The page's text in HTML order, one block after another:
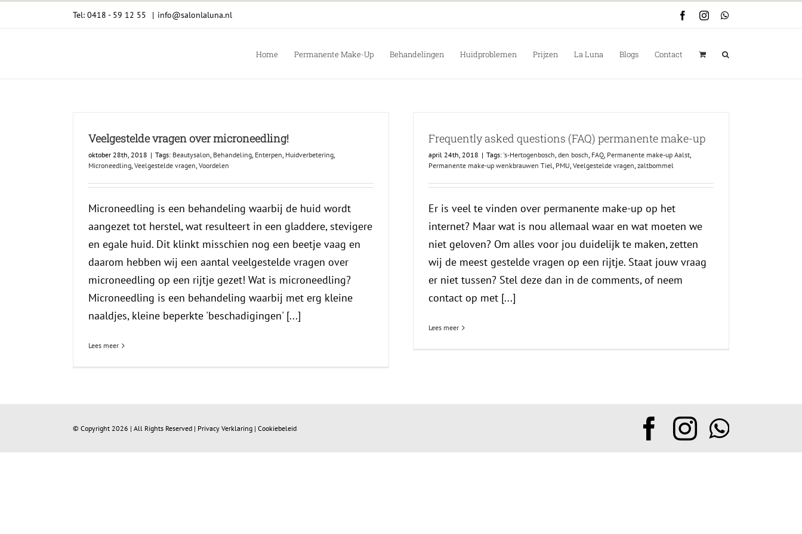
Tel: 0418 - 59 12 55 | info@salonlaluna.nl FacebookInstagramWhatsApp
Home Permanente Make-Up Behandelingen Huidproblemen Prijzen La Luna Blogs Contact
Veelgestelde vragen over microneedling!
oktober 28th, 2018 | Tags: Beautysalon, Behandeling, Enterpen, Huidverbetering,
Microneedling, Veelgestelde vragen, Voordelen
Microneedling is een behandeling waarbij de huid wordt
aangezet tot herstel, wat resulteert in een gladdere, stevigere
en egale huid. Dit klinkt misschien nog een beetje vaag en
daarom hebben wij een aantal veelgestelde vragen over
microneedling op een rijtje gezet! Wat is microneedling?
Microneedling is een behandeling waarbij met erg kleine
naaldjes, kleine beperkte 'beschadigingen' [...]
Lees meer
Frequently asked questions (FAQ) permanente make-up
april 24th, 2018 | Tags: 's-Hertogenbosch, den bosch, FAQ, Permanente make-up Aalst,
Permanente make-up wenkbrauwen Tiel, PMU, Veelgestelde vragen, zaltbommel
Er is veel te vinden over permanente make-up op het
internet? Maar wat is nou allemaal waar en wat moeten we
niet geloven? Om alles voor jou duidelijk te maken, zetten
wij de meest gestelde vragen op een rijtje. Staat jouw vraag
er niet tussen? Stel deze dan in de comments, of neem
contact op met [...]
Lees meer
© Copyright 2026 | All Rights Reserved | Privacy Verklaring | Cookiebeleid Facebook
Instagram